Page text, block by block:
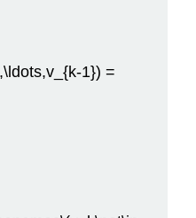
1}) =